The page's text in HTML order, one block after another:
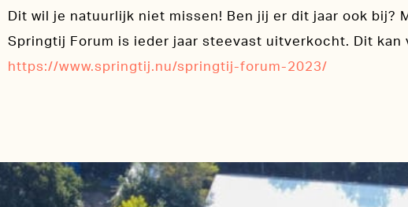
Dit wil je natuurlijk niet missen! Ben jij er dit jaar ook bij?
Springtij Forum is ieder jaar steevast uitverkocht. Dit kan
https://www.springtij.nu/springtij-forum-2023/